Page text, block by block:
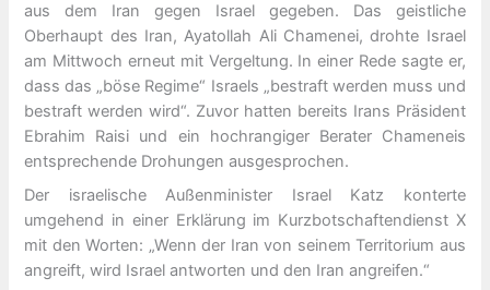
aus dem Iran gegen Israel gegeben. Das geistliche
Oberhaupt des Iran, Ayatollah Ali Chamenei, drohte Israel
am Mittwoch erneut mit Vergeltung. In einer Rede sagte er,
dass das „böse Regime“ Israels „bestraft werden muss und
bestraft werden wird“. Zuvor hatten bereits Irans Präsident
Ebrahim Raisi und ein hochrangiger Berater Chameneis
entsprechende Drohungen ausgesprochen.
Der israelische Außenminister Israel Katz konterte
umgehend in einer Erklärung im Kurzbotschaftendienst X
mit den Worten: „Wenn der Iran von seinem Territorium aus
angreift, wird Israel antworten und den Iran angreifen.“